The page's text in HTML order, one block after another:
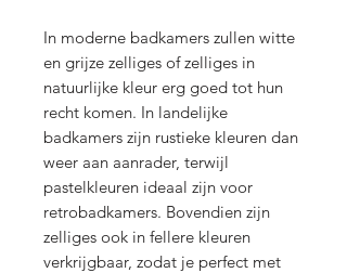
In moderne badkamers zullen witte
en grijze zelliges of zelliges in
natuurlijke kleur erg goed tot hun
recht komen. In landelijke
badkamers zijn rustieke kleuren dan
weer aan aanrader, terwijl
pastelkleuren ideaal zijn voor
retrobadkamers. Bovendien zijn
zelliges ook in fellere kleuren
verkrijgbaar, zodat je perfect met